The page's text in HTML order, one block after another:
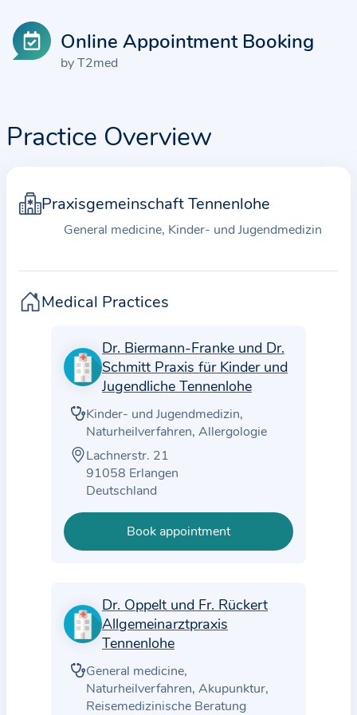
Online Appointment Booking
by T2med
Practice Overview
Praxisgemeinschaft Tennenlohe
General medicine, Kinder- und Jugendmedizin
Medical Practices
Dr. Biermann-Franke und Dr.
Schmitt Praxis für Kinder und
Jugendliche Tennenlohe
Kinder- und Jugendmedizin,
Naturheilverfahren, Allergologie
Lachnerstr. 21
91058 Erlangen
Deutschland
Book appointment
Dr. Oppelt und Fr. Rückert
Allgemeinarztpraxis
Tennenlohe
General medicine,
Naturheilverfahren, Akupunktur,
Reisemedizinische Beratung